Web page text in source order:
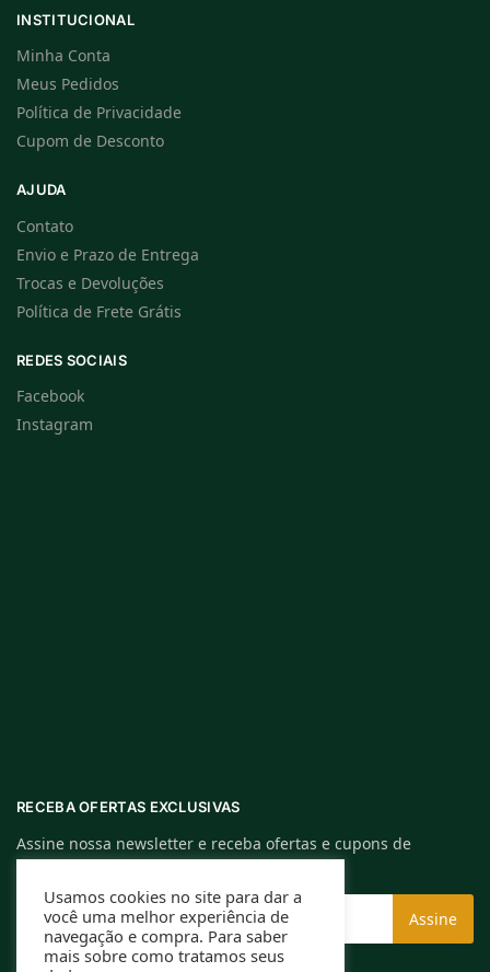
INSTITUCIONAL
Minha Conta
Meus Pedidos
Política de Privacidade
Cupom de Desconto
AJUDA
Contato
Envio e Prazo de Entrega
Trocas e Devoluções
Política de Frete Grátis
REDES SOCIAIS
Facebook
Instagram
RECEBA OFERTAS EXCLUSIVAS
Assine nossa newsletter e receba ofertas e cupons de
descontos exclusivos.
Usamos cookies no site para dar a
você uma melhor experiência de
navegação e compra. Para saber
mais sobre como tratamos seus